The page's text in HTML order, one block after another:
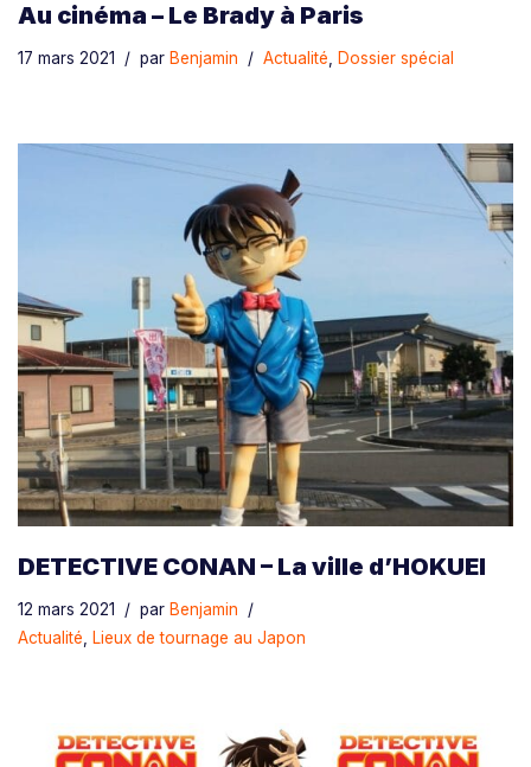
Au cinéma – Le Brady à Paris
17 mars 2021 par Benjamin Actualité, Dossier spécial
DETECTIVE CONAN – La ville d’HOKUEI
12 mars 2021 par Benjamin
Actualité, Lieux de tournage au Japon